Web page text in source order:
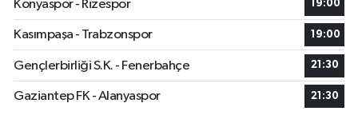
Konyaspor - Rizespor
19:00
Kasımpaşa - Trabzonspor 19:00
Gençlerbirliği S.K. - Fenerbahçe 21:30
Gaziantep FK - Alanyaspor 21:30